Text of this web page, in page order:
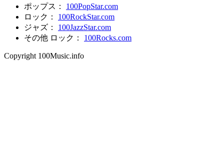
ポップス： 100PopStar.com
ロック： 100RockStar.com
ジャズ： 100JazzStar.com
その他 ロック： 100Rocks.com
Copyright 100Music.info